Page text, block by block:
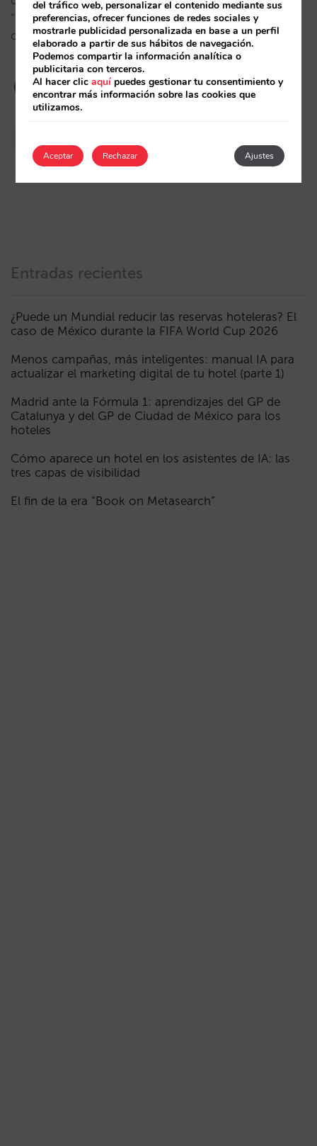
“directo” a “indirecto” en los hoteles? ¿Quien gana
con todo esto?…
11/06/2024
Entradas recientes
¿Puede un Mundial reducir las reservas hoteleras? El
caso de México durante la FIFA World Cup 2026
Menos campañas, más inteligentes: manual IA para
actualizar el marketing digital de tu hotel (parte 1)
Madrid ante la Fórmula 1: aprendizajes del GP de
Catalunya y del GP de Ciudad de México para los
hoteles
Cómo aparece un hotel en los asistentes de IA: las
tres capas de visibilidad
El fin de la era “Book on Metasearch”
del tráfico web, personalizar el contenido mediante sus
preferencias, ofrecer funciones de redes sociales y
mostrarle publicidad personalizada en base a un perfil
elaborado a partir de sus hábitos de navegación.
Podemos compartir la información analítica o
publicitaria con terceros.
Al hacer clicaquípuedes gestionar tu consentimiento y
encontrar más información sobre las cookies que
utilizamos.
Aceptar Ajustes
Rechazar